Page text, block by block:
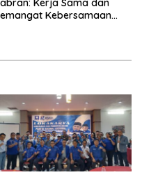
Kerja Sama dan
Kebersamaan